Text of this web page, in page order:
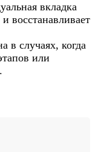
вкладка
восстанавливает
в случаях, когда
или